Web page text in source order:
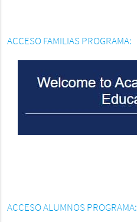
ACCESO FAMILIAS PROGRAMA:
ACCESO ALUMNOS PROGRAMA: